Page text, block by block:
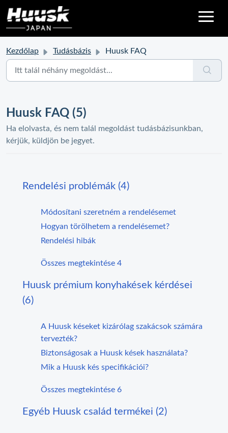
Kezdőlap Tudásbázis Huusk FAQ
Huusk FAQ (5)
Ha elolvasta, és nem talál megoldást tudásbázisunkban,
kérjük, küldjön be jegyet.
Rendelési problémák (4)
Módosítani szeretném a rendelésemet
Hogyan törölhetem a rendelésemet?
Rendelési hibák
Összes megtekintése 4
Huusk prémium konyhakések kérdései
(6)
A Huusk késeket kizárólag szakácsok számára
tervezték?
Biztonságosak a Huusk kések használata?
Mik a Huusk kés specifikációi?
Összes megtekintése 6
Egyéb Huusk család termékei (2)